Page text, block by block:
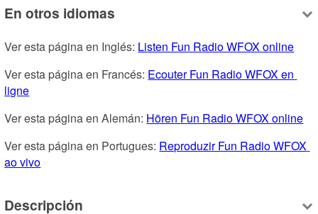
En otros idiomas
Ver esta página en Inglés: Listen Fun Radio WFOX online
Ver esta página en Francés: Ecouter Fun Radio WFOX en
ligne
Ver esta página en Alemán: Hören Fun Radio WFOX online
Ver esta página en Portugues: Reproduzir Fun Radio WFOX
ao vivo
Descripción